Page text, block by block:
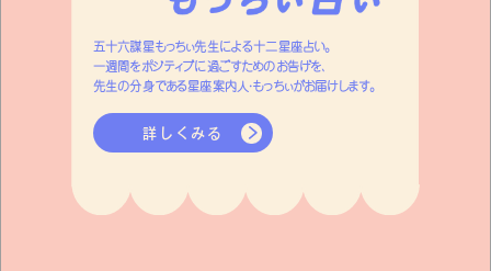
五十六謀星もっちぃ先生による十二星座占い。
一週間をポジティブに過ごすためのお告げを、
先生の分身である星座案内人・もっちぃがお届けします。
詳しくみる